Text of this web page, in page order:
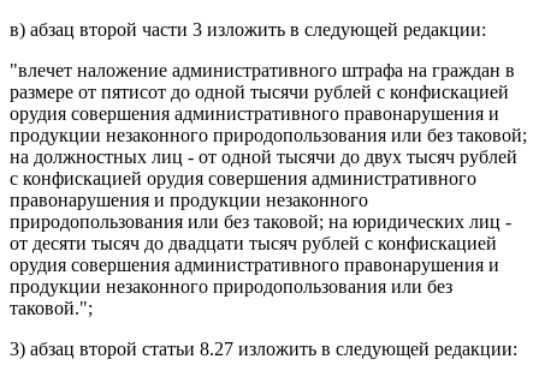
в) абзац второй части 3 изложить в следующей редакции:
"влечет наложение административного штрафа на граждан в
размере от пятисот до одной тысячи рублей с конфискацией
орудия совершения административного правонарушения и
продукции незаконного природопользования или без таковой;
на должностных лиц - от одной тысячи до двух тысяч рублей
с конфискацией орудия совершения административного
правонарушения и продукции незаконного
природопользования или без таковой; на юридических лиц -
от десяти тысяч до двадцати тысяч рублей с конфискацией
орудия совершения административного правонарушения и
продукции незаконного природопользования или без
таковой.";
3) абзац второй статьи 8.27 изложить в следующей редакции: